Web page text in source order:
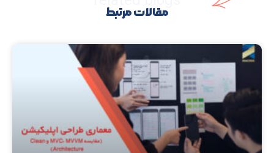
مقالات مرتبط